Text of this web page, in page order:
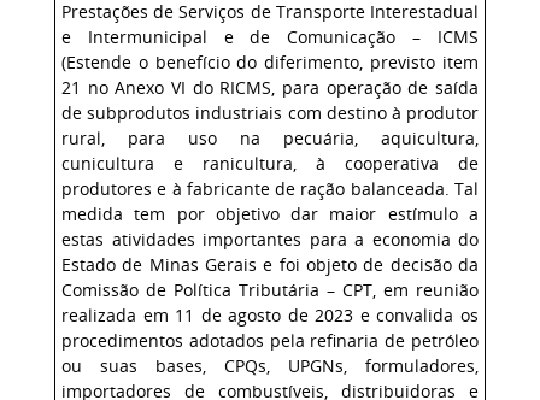
Prestações de Serviços de Transporte Interestadual
e Intermunicipal e de Comunicação – ICMS
(Estende o benefício do diferimento, previsto item
21 no Anexo VI do RICMS, para operação de saída
de subprodutos industriais com destino à produtor
rural, para uso na pecuária, aquicultura,
cunicultura e ranicultura, à cooperativa de
produtores e à fabricante de ração balanceada. Tal
medida tem por objetivo dar maior estímulo a
estas atividades importantes para a economia do
Estado de Minas Gerais e foi objeto de decisão da
Comissão de Política Tributária – CPT, em reunião
realizada em 11 de agosto de 2023 e convalida os
procedimentos adotados pela refinaria de petróleo
ou suas bases, CPQs, UPGNs, formuladores,
importadores de combustíveis, distribuidoras e